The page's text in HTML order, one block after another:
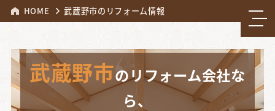
HOME 武蔵野市のリフォーム情報
武蔵野市のリフォーム会社な
ら、